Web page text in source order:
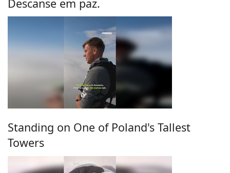
Descanse em paz.
Standing on One of Poland's Tallest
Towers